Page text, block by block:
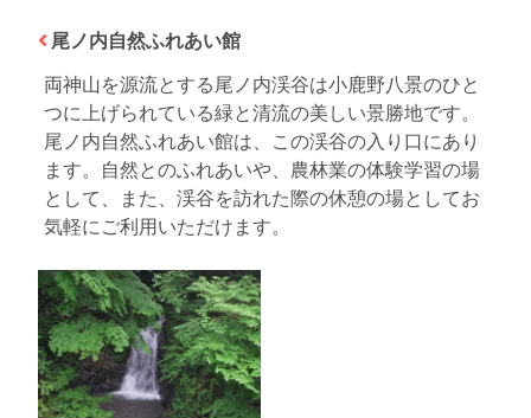
尾ノ内自然ふれあい館
両神山を源流とする尾ノ内渓谷は小鹿野八景のひと
つに上げられている緑と清流の美しい景勝地です。
尾ノ内自然ふれあい館は、この渓谷の入り口にあり
ます。自然とのふれあいや、農林業の体験学習の場
として、また、渓谷を訪れた際の休憩の場としてお
気軽にご利用いただけます。